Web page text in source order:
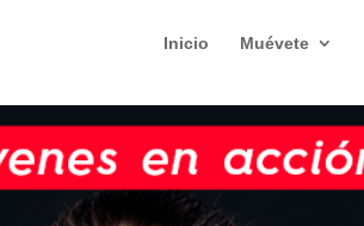
Inicio Muévete